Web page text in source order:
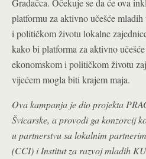
Gradačca. Očekuje se da će ova
platformu za aktivno učešće
i političkom životu lokalne
kako bi platforma za aktivno
ekonomskom i političkom životu
vijećem mogla biti krajem maja.
Ova kampanja je dio projekta
Švicarske, a provodi ga konzorcij
u partnerstvu sa lokalnim
(CCI) i Institut za razvoj mladih